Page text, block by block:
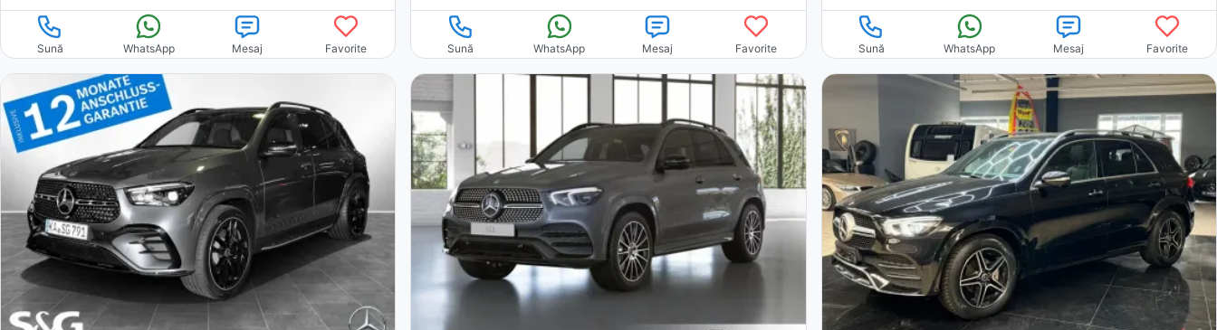
Sună WhatsApp Mesaj Favorite Sună WhatsApp Mesaj Favorite Sună WhatsApp Mesaj Favorite